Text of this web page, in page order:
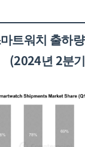
트워치 출하
(2024년 2분